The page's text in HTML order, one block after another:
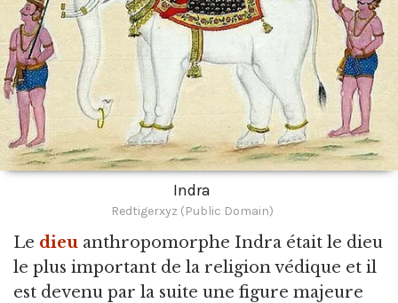
Indra
Redtigerxyz (Public Domain)
Le dieu anthropomorphe Indra était le dieu
le plus important de la religion védique et il
est devenu par la suite une figure majeure